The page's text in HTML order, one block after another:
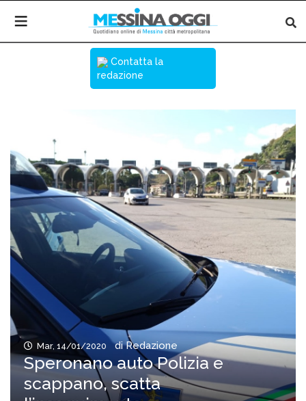
Contatta la
redazione
Mar, 14/01/2020 di Redazione
Speronano auto Polizia e
scappano, scatta